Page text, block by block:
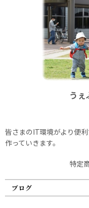
う
皆さまのIT環境がより便
作っていきます。
特定
ブログ